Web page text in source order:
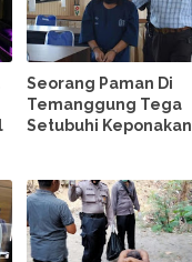
Seorang Paman Di
Temanggung Tega
Setubuhi Keponakan